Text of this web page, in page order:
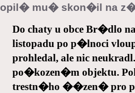
opil� mu� skon�il na
Do chaty u obce Br�dlo
listopadu po p�lnoci
prohledal, ale nic
po�kozen�m objektu.
trestn�ho ��zen� pro